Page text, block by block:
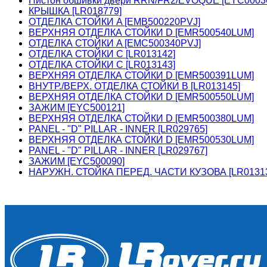
КРЫШКА [LR018779]
ОТДЕЛКА СТОЙКИ A [EMB500220PVJ]
ВЕРХНЯЯ ОТДЕЛКА СТОЙКИ D [EMR500540LUM]
ОТДЕЛКА СТОЙКИ A [EMC500340PVJ]
ОТДЕЛКА СТОЙКИ C [LR013142]
ОТДЕЛКА СТОЙКИ C [LR013143]
ВЕРХНЯЯ ОТДЕЛКА СТОЙКИ D [EMR500391LUM]
ВНУТР./ВЕРХ. ОТДЕЛКА СТОЙКИ B [LR013145]
ВЕРХНЯЯ ОТДЕЛКА СТОЙКИ D [EMR500550LUM]
ЗАЖИМ [EYC500121]
ВЕРХНЯЯ ОТДЕЛКА СТОЙКИ D [EMR500380LUM]
PANEL - "D" PILLAR - INNER [LR029765]
ВЕРХНЯЯ ОТДЕЛКА СТОЙКИ D [EMR500530LUM]
PANEL - "D" PILLAR - INNER [LR029767]
ЗАЖИМ [EYC500090]
НАРУЖН. СТОЙКА ПЕРЕД. ЧАСТИ КУЗОВА